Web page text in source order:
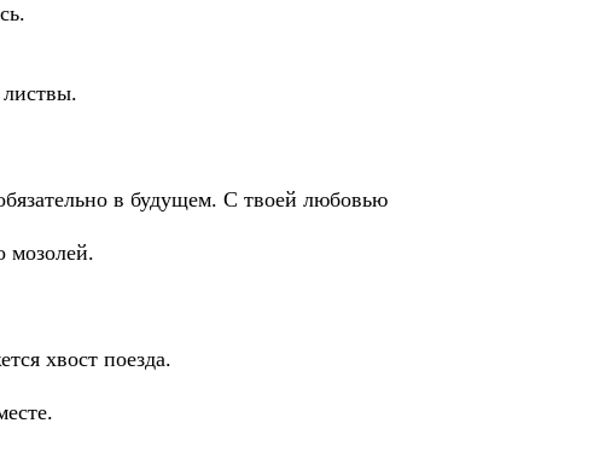
в будущем. С твоей любовью
мозолей.
хвост поезда.